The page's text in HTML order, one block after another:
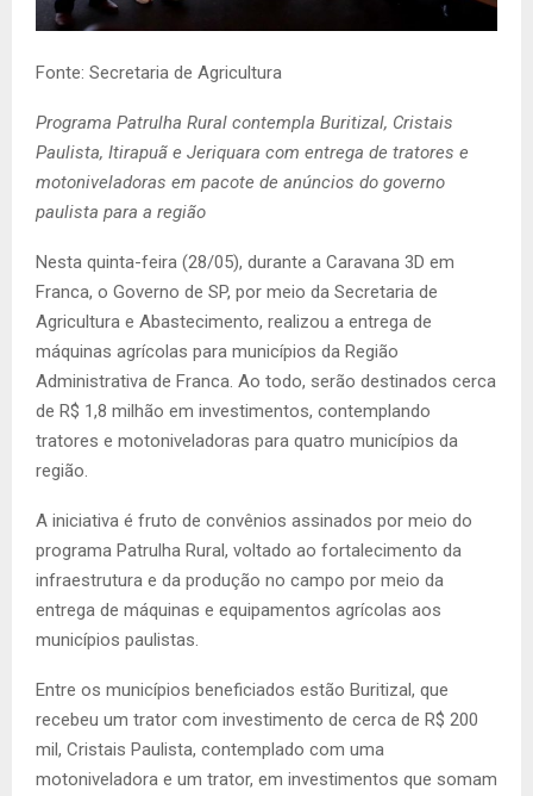
Fonte: Secretaria de Agricultura
Programa Patrulha Rural contempla Buritizal, Cristais
Paulista, Itirapuã e Jeriquara com entrega de tratores e
motoniveladoras em pacote de anúncios do governo
paulista para a região
Nesta quinta-feira (28/05), durante a Caravana 3D em
Franca, o Governo de SP, por meio da Secretaria de
Agricultura e Abastecimento, realizou a entrega de
máquinas agrícolas para municípios da Região
Administrativa de Franca. Ao todo, serão destinados cerca
de R$ 1,8 milhão em investimentos, contemplando
tratores e motoniveladoras para quatro municípios da
região.
A iniciativa é fruto de convênios assinados por meio do
programa Patrulha Rural, voltado ao fortalecimento da
infraestrutura e da produção no campo por meio da
entrega de máquinas e equipamentos agrícolas aos
municípios paulistas.
Entre os municípios beneficiados estão Buritizal, que
recebeu um trator com investimento de cerca de R$ 200
mil, Cristais Paulista, contemplado com uma
motoniveladora e um trator, em investimentos que somam